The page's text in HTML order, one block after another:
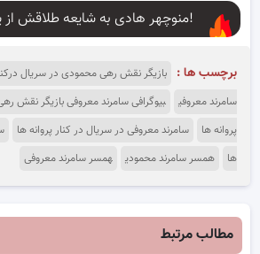
منوچهر هادی به شایعه طلاقش از یکتا ناصر پاسخ داد!
برچسب ها : بازیگر نقش رهی محمودی در سریال
سامرند معروفی
بیوگرافی سامرند معروفی بازیگر نقش
پروانه ها
سامرند معروفی در سریال در کنار پروانه ها
ها
همسر سامرند محمودی همسر سامرند معروفی
مطالب مرتبط